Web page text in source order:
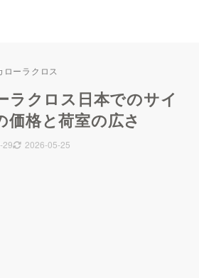
ローラクロス
ラクロス日本でのサイ
価格と荷室の広さ
29 2026-05-25